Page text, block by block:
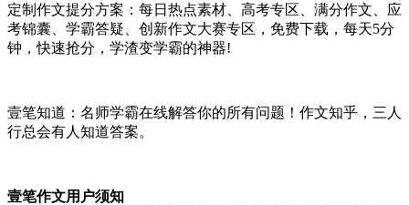
定制作文提分方案：每日热点素材、高考专区、满分作文、应
考锦囊、学霸答疑、创新作文大赛专区，免费下载，每天5分
钟，快速抢分，学渣变学霸的神器!
壹笔知道：名师学霸在线解答你的所有问题！作文知乎，三人
行总会有人知道答案。
壹笔作文用户须知